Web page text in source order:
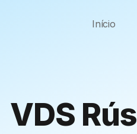
Início
VDS